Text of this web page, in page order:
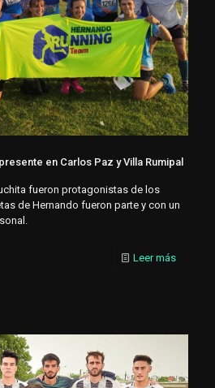
en Carlos Paz y Villa Rumipal
fueron protagonistas de los
de Hernando fueron parte y con un
Leer más